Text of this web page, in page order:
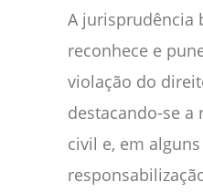
A jurisprudência
reconhece e
violação do
destacando-se a
civil e, em alguns